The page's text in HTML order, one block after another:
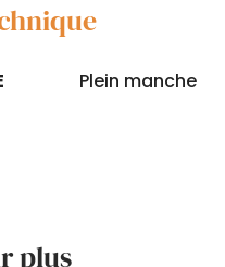
Plein manche
plus